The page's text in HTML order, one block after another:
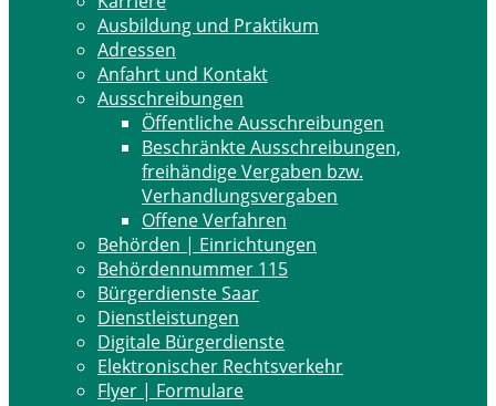
Ausbildung und Praktikum
Adressen
Anfahrt und Kontakt
Ausschreibungen
Öffentliche Ausschreibungen
Beschränkte Ausschreibungen,
freihändige Vergaben bzw.
Verhandlungsvergaben
Offene Verfahren
Behörden | Einrichtungen
Behördennummer 115
Bürgerdienste Saar
Dienstleistungen
Digitale Bürgerdienste
Elektronischer Rechtsverkehr
Flyer | Formulare